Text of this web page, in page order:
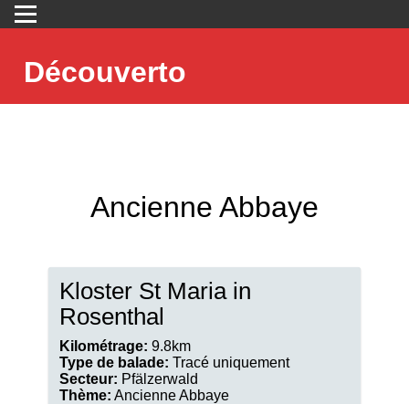
Découverto
Ancienne Abbaye
Kloster St Maria in
Rosenthal
Kilométrage: 9.8km
Type de balade: Tracé uniquement
Secteur: Pfälzerwald
Thème: Ancienne Abbaye